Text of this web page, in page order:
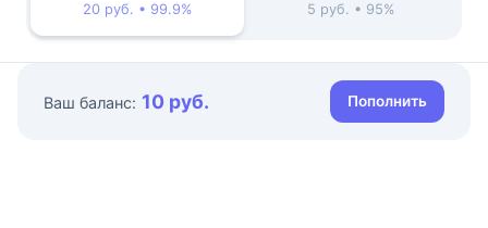
20 руб. • 99.9% 5 руб. • 95%
Ваш баланс: 10 руб. Пополнить